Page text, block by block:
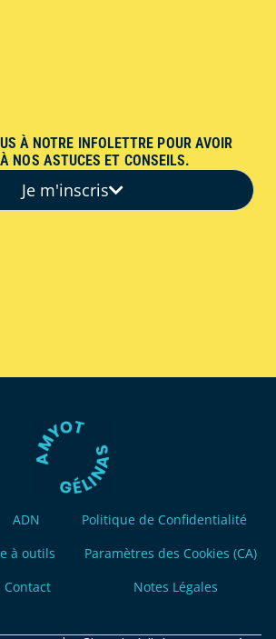
À NOTRE INFOLETTRE POUR AVOIR
NOS ASTUCES ET CONSEILS.
Je m'inscris
ADN
à outils
Contact
Politique de Confidentialité
Paramètres des Cookies (CA)
Notes Légales